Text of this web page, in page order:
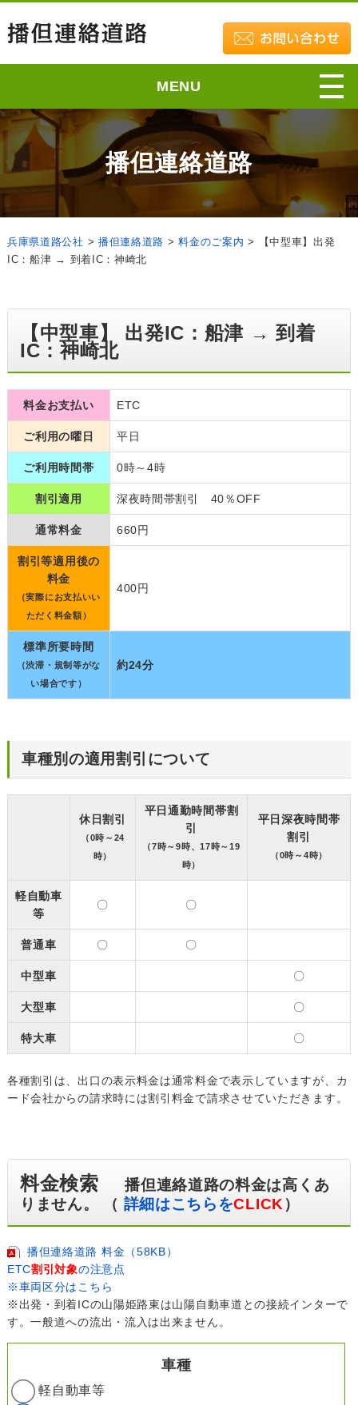
MENU
播但連絡道路
兵庫県道路公社 > 播但連絡道路 >料金のご案内 >
【中型車】出発
IC：船津 → 到着IC：神崎北
【中型車】 出発IC：船津 → 到着
IC：神崎北
料金お支払い ETC
ご利用の曜日 平日
ご利用時間帯 0時～4時
割引適用 深夜時間帯割引 40％OFF
通常料金 660円
割引等適用後の
料金
（実際にお支払いい
ただく料金額）
400円
標準所要時間
（渋滞・規制等がな
い場合です）
約24分
車種別の適用割引について
休日割引
（0時～24
時）
平日通勤時間帯割
引
（7時～9時、17時～19
時）
平日深夜時間帯
割引
（0時～4時）
軽自動車
等
〇 〇
普通車 〇 〇
中型車 〇
大型車 〇
特大車 〇
各種割引は、出口の表示料金は通常料金で表示していますが、カ
ード会社からの請求時には割引料金で請求させていただきます。
料金検索播但連絡道路の料金は高くあ
りません。 （ 詳細はこちらをCLICK ）
播但連絡道路 料金（58KB）
ETC割引対象の注意点
※車両区分はこちら
※出発・到着ICの山陽姫路東は山陽自動車道との接続インターで
す。一般道への流出・流入は出来ません。
車種
軽自動車等